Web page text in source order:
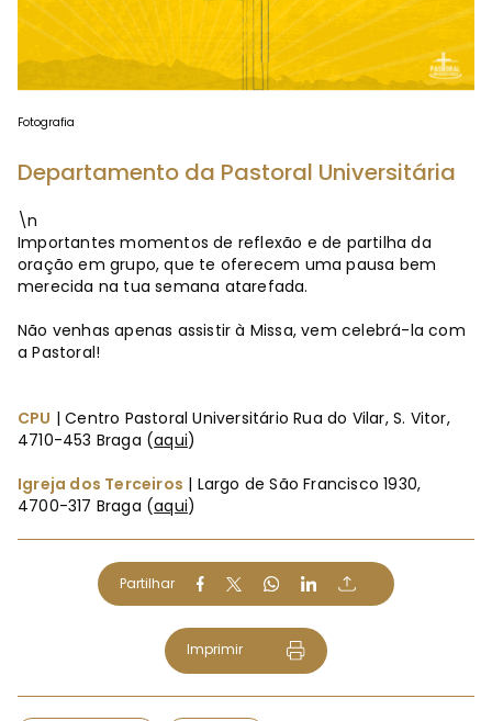
Fotografia
Departamento da Pastoral Universitária
\n
Importantes momentos de reflexão e de partilha da
oração em grupo, que te oferecem uma pausa bem
merecida na tua semana atarefada.
Não venhas apenas assistir à Missa, vem celebrá-la com
a Pastoral!
CPU | Centro Pastoral Universitário Rua do Vilar, S. Vitor,
4710-453 Braga (aqui)
Igreja dos Terceiros | Largo de São Francisco 1930,
4700-317 Braga (aqui)
Partilhar
Imprimir